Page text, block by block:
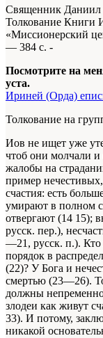
Священник Даниил
Толкование Книги
«Миссионерский
— 384 с. -
Посмотрите на
уста.
Ириней (Орда)
Толкование на
Иов не ищет уже
чтоб они молчали и
жалобы на
пример
счастия: есть
умирают в полном
отвергают (14 15);
русск. пер.),
—21, русск. п.). Кто
порядок в
(22)? У Бога и
смертью (23—26).
должны
злодеи как живут
33). И потому,
никакой